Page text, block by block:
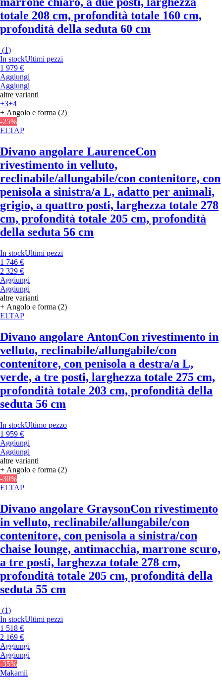
totale 208 cm, profondità totale 160 cm,
profondità della seduta 60 cm
(1)
In stockUltimi pezzi
1 979 €
Aggiungi
Aggiungi
altre varianti
+3+4
+ Angolo e forma (2)
-25%
ELTAP
Divano angolare LaurenceCon
rivestimento in velluto,
reclinabile/allungabile/con contenitore, con
penisola a sinistra/a L, adatto per animali,
grigio, a quattro posti, larghezza totale 278
cm, profondità totale 205 cm, profondità
della seduta 56 cm
In stockUltimi pezzi
1 746 €
2 329 €
Aggiungi
Aggiungi
altre varianti
+ Angolo e forma (2)
ELTAP
Divano angolare AntonCon rivestimento in
velluto, reclinabile/allungabile/con
contenitore, con penisola a destra/a L,
verde, a tre posti, larghezza totale 275 cm,
profondità totale 203 cm, profondità della
seduta 56 cm
In stockUltimo pezzo
1 959 €
Aggiungi
Aggiungi
altre varianti
+ Angolo e forma (2)
-30%
ELTAP
Divano angolare GraysonCon rivestimento
in velluto, reclinabile/allungabile/con
contenitore, con penisola a sinistra/con
chaise lounge, antimacchia, marrone scuro,
a tre posti, larghezza totale 278 cm,
profondità totale 205 cm, profondità della
seduta 55 cm
(1)
In stockUltimi pezzi
1 518 €
2 169 €
Aggiungi
Aggiungi
-35%
Makamii